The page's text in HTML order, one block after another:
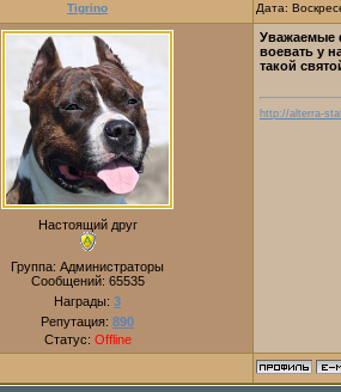
Tigrino Дата:
Настоящий друг
Группа: Администраторы
Сообщений: 65535
Награды: 3
Репутация: 890
Статус: Offline
Уважаемые
воевать у
такой
http://alterra-